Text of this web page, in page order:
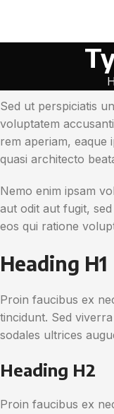
Sed ut perspiciatis
voluptatem
rem aperiam, eaque
quasi architecto
Nemo enim ipsam
aut odit aut fugit,
eos qui ratione
Heading H1
Proin faucibus ex
tincidunt. Sed
sodales ultrices
Heading H2
Proin faucibus ex